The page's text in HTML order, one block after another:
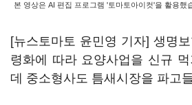
본 영상은 AI 편집 프로그램 '토마토아이컷'을 활용했
[뉴스토마토 윤민영 기자] 생명
령화에 따라 요양사업을 신규
데 중소형사도 틈새시장을 파고